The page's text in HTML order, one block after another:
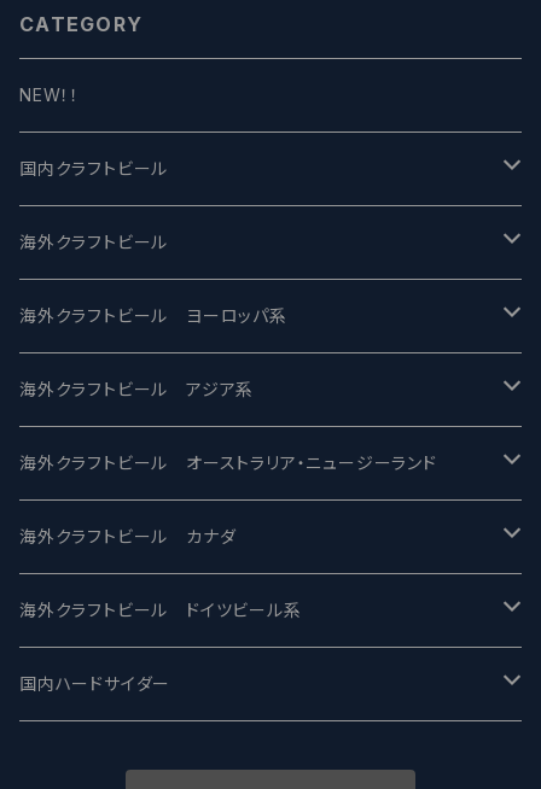
CATEGORY
NEW！！
国内クラフトビール
UCHU BREWING -うちゅうブルーイング
バテレ -VERTERE
2nd Story Ale Works -セカンドストーリー
ビアへるん - Beer Hearn
忽布古丹醸造 - HOP KOTAN
ワイマーケットブルーイング Y.Market Brewing
志賀高原ビール - SIGAKOGEN
海外クラフトビール
Modern Times モダンタイムズ
Maui マウイ
Toppling Goliath トップリンゴライアス
Fair State フェアステイト
Lagunitas ラグニタス
FirestoneWalker ファイアストーン
海外クラフトビール ヨーロッパ系
UnBarred -アンバード
SAIREN /サイレン
ワイルドチャイルド - Wilde Child
BrewDog Brewery - ブリュードッグ
The Flying Inn / ザ フライイング イン
海外クラフトビール アジア系
gweilo-鬼佬 グウァイロ
Heart Of Darkness - ハートオブダークネス
Carbon brews -カーボン
TAIHU - タイフー
海外クラフトビール オーストラリア・ニュージーランド
ROCKY RIDGE - ロッキーリッジ
BODRIGGY BREWING ボッドリッジー
CO-CONSPIRATORS コ・コンスピレーターズ
海外クラフトビール カナダ
Jackie O's ジャッキーオーズ
Westbrook ウェストブルック
海外クラフトビール ドイツビール系
Karmeliten カーメリテン
国内ハードサイダー